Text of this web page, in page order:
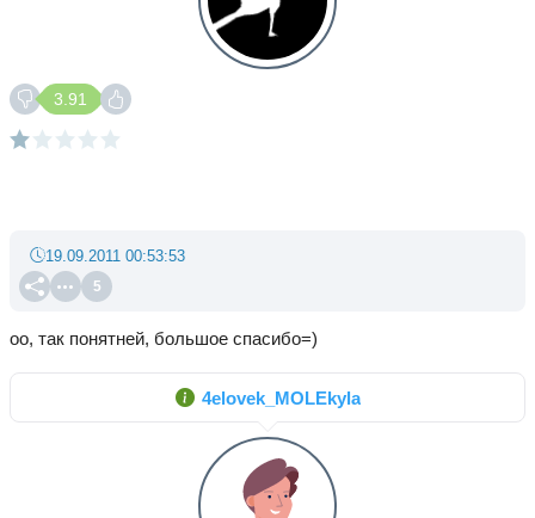
3.91
5
19.09.2011 00:53:53
оо, так понятней, большое спасибо=)
4elovek_MOLEkyla